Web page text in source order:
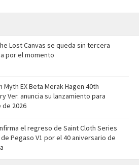
Lost Canvas se queda sin tercera
por el momento
Myth EX Beta Merak Hagen 40th
Ver. anuncia su lanzamiento para
2026
el regreso de Saint Cloth Series
Pegaso V1 por el 40 aniversario de